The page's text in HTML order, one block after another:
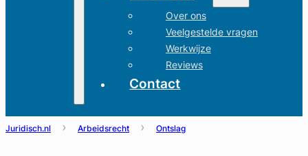
Over ons
Veelgestelde vragen
Werkwijze
Reviews
Contact
Juridisch.nl Arbeidsrecht Ontslag